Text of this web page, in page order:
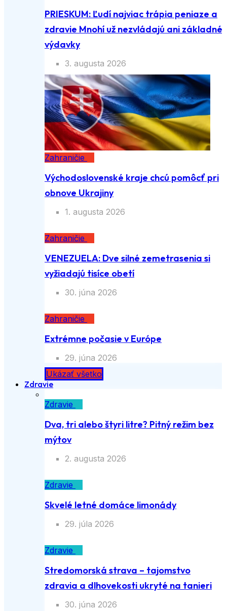
PRIESKUM: Ľudí najviac trápia peniaze a
zdravie Mnohí už nezvládajú ani základné
výdavky
3. augusta 2026
Zahraničie
Východoslovenské kraje chcú pomôcť pri
obnove Ukrajiny
1. augusta 2026
Zahraničie
VENEZUELA: Dve silné zemetrasenia si
vyžiadajú tisíce obetí
30. júna 2026
Zahraničie
Extrémne počasie v Európe
29. júna 2026
Ukázať všetko
Zdravie
Zdravie
Dva, tri alebo štyri litre? Pitný režim bez
mýtov
2. augusta 2026
Zdravie
Skvelé letné domáce limonády
29. júla 2026
Zdravie
Stredomorská strava – tajomstvo
zdravia a dlhovekosti ukryté na tanieri
30. júna 2026